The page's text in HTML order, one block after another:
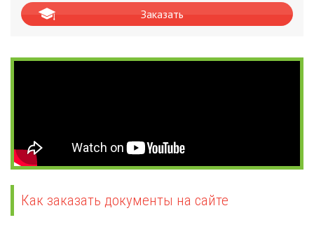
Заказать
Как заказать документы на сайте